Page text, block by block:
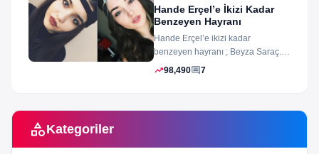
Hande Erçel’e İkizi Kadar
Benzeyen Hayranı
Hande Erçel’e ikizi kadar
benzeyen hayranı ; Beyza Saraç.
Son zamanlarda Hande Erçel’e
trending_up98,490comment7
categoryKategoriler